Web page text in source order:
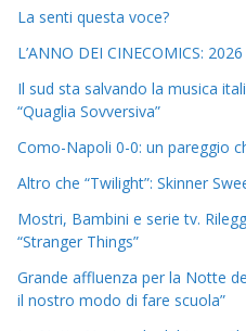
La senti questa voce?
L’ANNO DEI CINECOMICS:
Il sud sta salvando la musica
“Quaglia Sovversiva”
Como-Napoli 0-0: un pareggio
Altro che “Twilight”: Skinner
Mostri, Bambini e serie tv.
“Stranger Things”
Grande affluenza per la Notte
il nostro modo di fare scuola”